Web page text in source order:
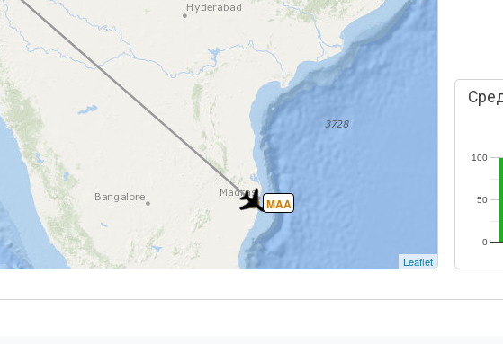
MAA
Leaflet
0
50
100